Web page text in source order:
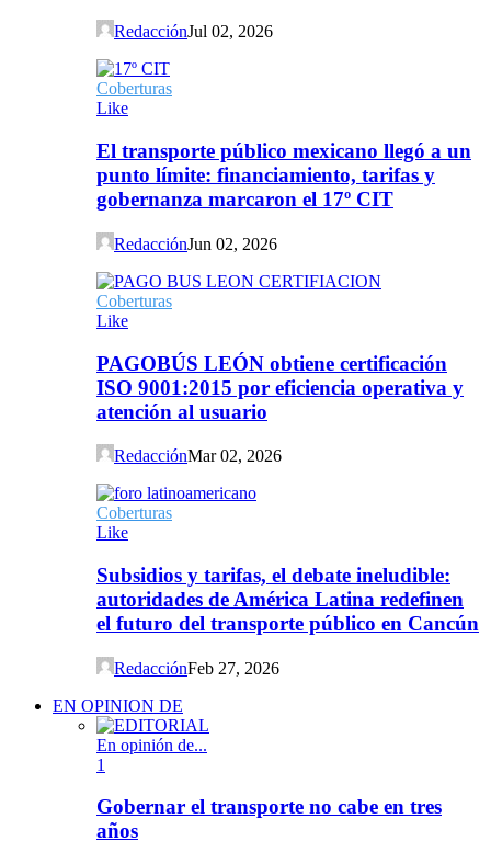
RedacciónJul 02, 2026
Coberturas
Like
El transporte público mexicano llegó a un
punto límite: financiamiento, tarifas y
gobernanza marcaron el 17º CIT
RedacciónJun 02, 2026
Coberturas
Like
PAGOBÚS LEÓN obtiene certificación
ISO 9001:2015 por eficiencia operativa y
atención al usuario
RedacciónMar 02, 2026
Coberturas
Like
Subsidios y tarifas, el debate ineludible:
autoridades de América Latina redefinen
el futuro del transporte público en Cancún
RedacciónFeb 27, 2026
EN OPINION DE
En opinión de...
1
Gobernar el transporte no cabe en tres
años